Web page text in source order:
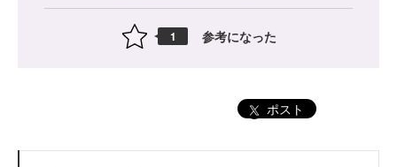
1 参考になった
ポスト